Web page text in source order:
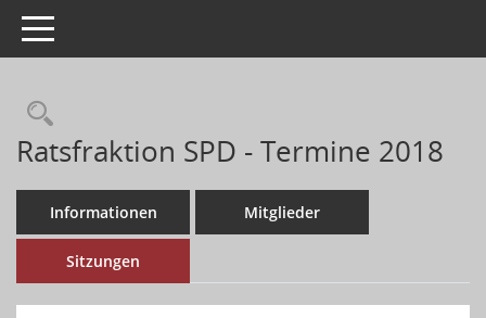
Toggle navigation
Ratsfraktion SPD - Termine 2018
Informationen Mitglieder
Sitzungen